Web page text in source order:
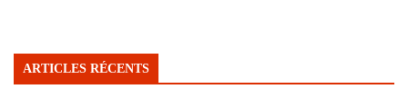
ARTICLES RÉCENTS